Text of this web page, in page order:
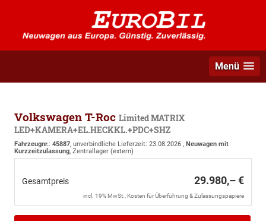
Menü
Volkswagen T-Roc Limited MATRIX
LED+KAMERA+EL.HECKKL.+PDC+SHZ
Fahrzeugnr.: 45887, unverbindliche Lieferzeit: 23.08.2026 , Neuwagen mit
Kurzzeitzulassung, Zentrallager (extern)
Gesamtpreis 29.980,– €
incl. 19% MwSt., Kosten für Überführung & Zulassungspapiere